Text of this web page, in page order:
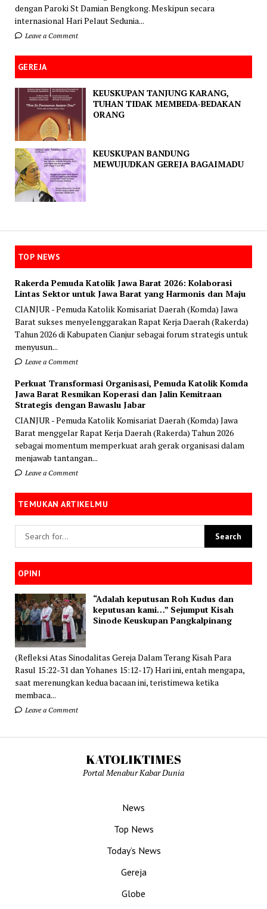
dengan Paroki St Damian Bengkong. Meskipun secara
internasional Hari Pelaut Sedunia...
Leave a Comment
GEREJA
KEUSKUPAN TANJUNG KARANG,
TUHAN TIDAK MEMBEDA-BEDAKAN
ORANG
KEUSKUPAN BANDUNG
MEWUJUDKAN GEREJA BAGAIMADU
TOP NEWS
Rakerda Pemuda Katolik Jawa Barat 2026: Kolaborasi
Lintas Sektor untuk Jawa Barat yang Harmonis dan Maju
CIANJUR - Pemuda Katolik Komisariat Daerah (Komda) Jawa
Barat sukses menyelenggarakan Rapat Kerja Daerah (Rakerda)
Tahun 2026 di Kabupaten Cianjur sebagai forum strategis untuk
menyusun...
Leave a Comment
Perkuat Transformasi Organisasi, Pemuda Katolik Komda
Jawa Barat Resmikan Koperasi dan Jalin Kemitraan
Strategis dengan Bawaslu Jabar
CIANJUR - Pemuda Katolik Komisariat Daerah (Komda) Jawa
Barat menggelar Rapat Kerja Daerah (Rakerda) Tahun 2026
sebagai momentum memperkuat arah gerak organisasi dalam
menjawab tantangan...
Leave a Comment
TEMUKAN ARTIKELMU
OPINI
“Adalah keputusan Roh Kudus dan
keputusan kami…” Sejumput Kisah
Sinode Keuskupan Pangkalpinang
(Refleksi Atas Sinodalitas Gereja Dalam Terang Kisah Para
Rasul 15:22-31 dan Yohanes 15:12-17) Hari ini, entah mengapa,
saat merenungkan kedua bacaan ini, teristimewa ketika
membaca...
Leave a Comment
KATOLIKTIMES
Portal Menabur Kabar Dunia
News
Top News
Today’s News
Gereja
Globe